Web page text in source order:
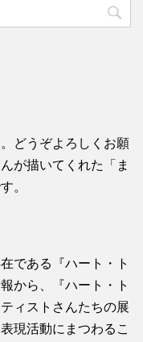
どうぞよろしくお願
が描いてくれた「ま
。
である『ハート・ト
から、『ハート・ト
ィストさんたちの展
現活動にまつわるこ